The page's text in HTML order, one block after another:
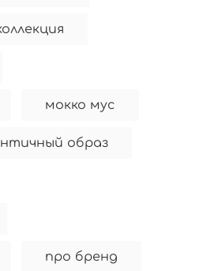
мокко мус
образ
про бренд